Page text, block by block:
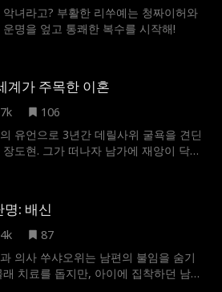
악녀라고? 부활한 리쑤예는 청짜이허와
운명을 엎고 통쾌한 복수를 시작해!
계가 주목한 이혼
106
유언으로 3년간 데릴사위 굴욕을 견딘
장도현. 그가 떠나자 남가에 재앙이 닥치
명: 배신
87
의사 쑤샤오위는 남편의 불임을 숨기
래 치료를 돕지만, 아이에 집착하던 남편